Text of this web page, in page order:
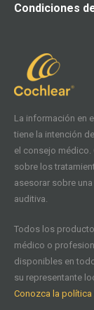
La información en
tiene la intención
el consejo médico.
sobre los
asesorar sobre
auditiva.
Todos los
médico o
disponibles en
su representante
Conozca la política
Condiciones